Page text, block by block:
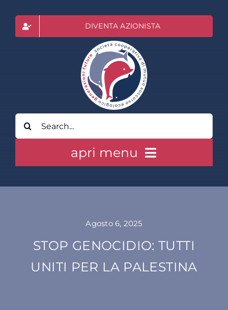
contenuto
DIVENTA AZIONISTA
Cerca
per:
apri menu
CLASS ACTION RAI
SU DI NOI
Agosto 6, 2025
STOP GENOCIDIO: TUTTI
UNITI PER LA PALESTINA